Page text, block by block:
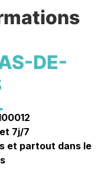
DE-
7j/7
et partout dans le